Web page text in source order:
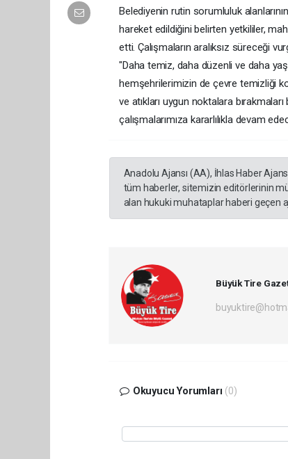
Belediyenin rutin sorumluluk
hareket edildiğini belirten yetkililer,
etti. Çalışmaların aralıksız süreceği
"Daha temiz, daha düzenli ve daha
hemşehrilerimizin de çevre temizliği
ve atıkları uygun noktalara
çalışmalarımıza kararlılıkla devam
Anadolu Ajansı (AA), İhlas Haber
tüm haberler, sitemizin editörlerinin
alan hukuki muhataplar haberi geçen
Büyük Tire
Okuyucu Yorumları (0)